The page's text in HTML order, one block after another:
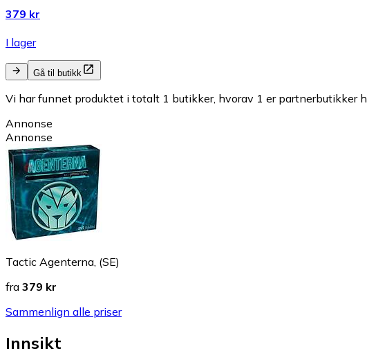
379 kr
I lager
Gå til butikk
Vi har funnet produktet i totalt 1 butikker, hvorav 1 er partnerbutikker
Annonse
Annonse
Tactic Agenterna, (SE)
fra 379 kr
Sammenlign alle priser
Innsikt